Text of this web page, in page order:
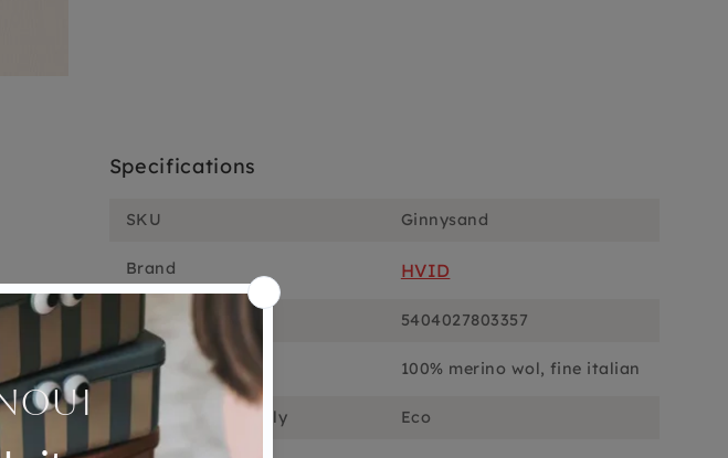
Specifications
SKU Ginnysand
Brand HVID
5404027803357
Material 100% merino wol, fine italian
Choose consciously Eco